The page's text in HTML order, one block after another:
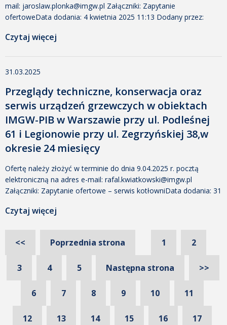
mail: jaroslaw.plonka@imgw.pl Załączniki: Zapytanie
ofertoweData dodania: 4 kwietnia 2025 11:13 Dodany przez:
formularz ofertowyData dodania: 4 kwietnia 2025 11:13 Dodany
2025 11:13 […]
Czytaj więcej
31.03.2025
Przeglądy techniczne, konserwacja oraz
serwis urządzeń grzewczych w obiektach
IMGW-PIB w Warszawie przy ul. Podleśnej
61 i Legionowie przy ul. Zegrzyńskiej 38,w
okresie 24 miesięcy
Ofertę należy złożyć w terminie do dnia 9.04.2025 r. pocztą
elektroniczną na adres e-mail: rafal.kwiatkowski@imgw.pl
Załączniki: Zapytanie ofertowe – serwis kotłowniData dodania: 31
KB Pobrano: 169 Załącznik nr 1 Formularz ofertowyData dodania:
Czytaj więcej
<< Poprzednia strona
Następna strona >>
1 2
3 4 5
6 7 8 9 10 11
12 13 14 15 16 17